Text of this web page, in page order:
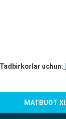
Tadbirkorlar uchun:
MATBUOT